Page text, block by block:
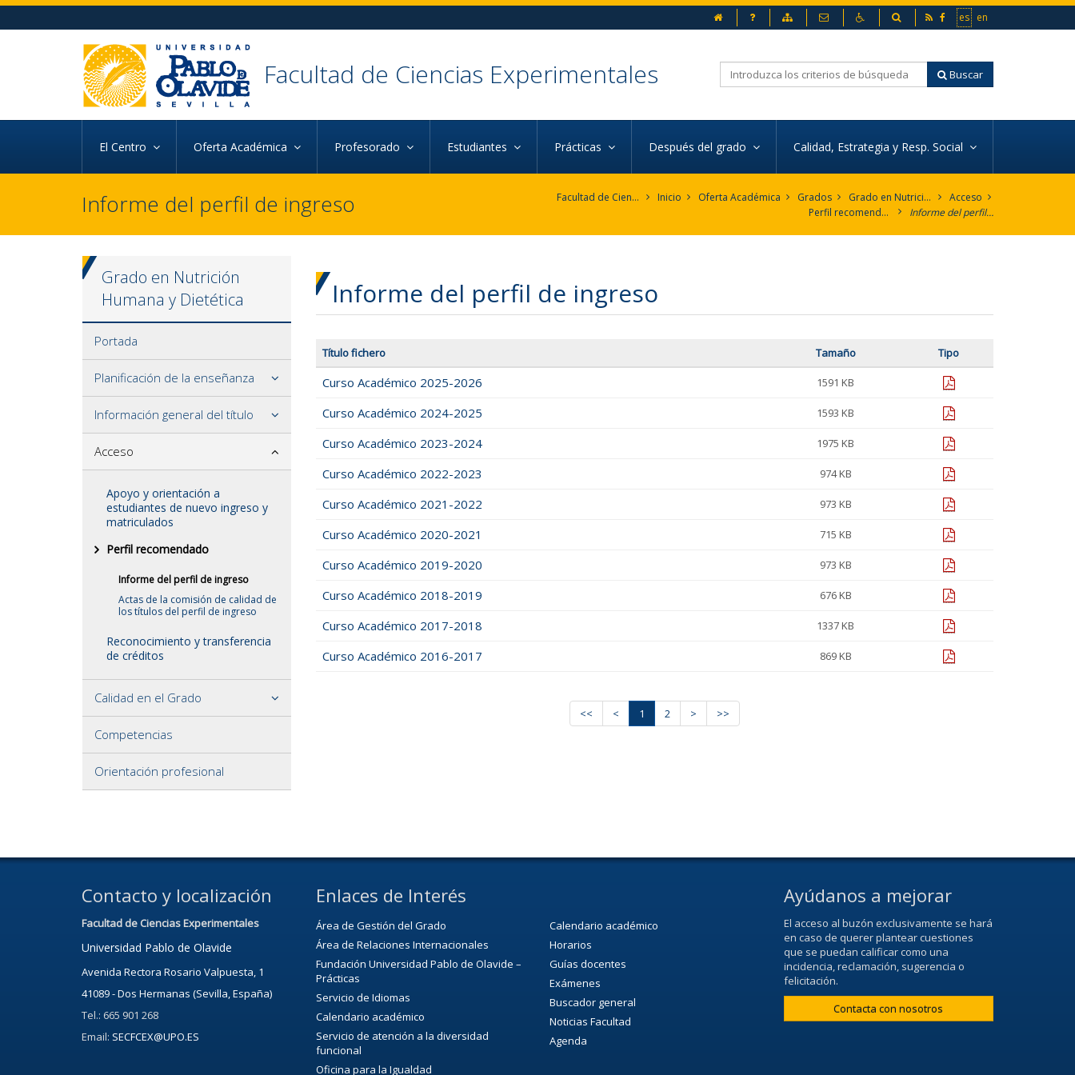
Ir al contenido principal de la página (alt + s)
Ir al pie de la página (alt + p)
Ir al menú principal (alt + u)
esIr a la versión en
en
RSS Facebook
Preguntas frecuentes
Mapa web Contacto AccesibilidadBuscador
Facultad de Ciencias Experimentales Buscar
El Centro Oferta Académica Profesorado Estudiantes Prácticas Después del grado Calidad, Estrategia y Resp. Social
Informe del perfil de ingreso Facultad de Ciencias Experimentales Inicio Oferta Académica Grados Grado en Nutrición Humana y Dietética
Acceso
Perfil recomendado
Informe del perfil de ingreso
Grado en Nutrición
Humana y Dietética
Portada
Planificación de la enseñanza
Información general del título
Acceso
Apoyo y orientación a
estudiantes de nuevo ingreso y
matriculados
Perfil recomendado
Informe del perfil de ingreso
Actas de la comisión de calidad de
los títulos del perfil de ingreso
Reconocimiento y transferencia
de créditos
Calidad en el Grado
Competencias
Orientación profesional
Informe del perfil de ingreso
Título fichero Tamaño Tipo
Curso Académico 2025-2026 1591 KB pdf
Curso Académico 2024-2025 1593 KB pdf
Curso Académico 2023-2024 1975 KB pdf
Curso Académico 2022-2023 974 KB pdf
Curso Académico 2021-2022 973 KB pdf
Curso Académico 2020-2021 715 KB pdf
Curso Académico 2019-2020 973 KB pdf
Curso Académico 2018-2019 676 KB pdf
Curso Académico 2017-2018 1337 KB pdf
Curso Académico 2016-2017 869 KB pdf
<< < 1 2 > >>
Contacto y localización
Facultad de Ciencias Experimentales
Universidad Pablo de Olavide
Avenida Rectora Rosario Valpuesta, 1
41089 - Dos Hermanas (Sevilla, España)
Tel.: 665 901 268
Email: SECFCEX@UPO.ES
Enlaces de Interés
Área de Gestión del Grado
Área de Relaciones Internacionales
Fundación Universidad Pablo de Olavide –
Prácticas
Servicio de Idiomas
Calendario académico
Servicio de atención a la diversidad
funcional
Oficina para la Igualdad
Calendario académico
Horarios
Guías docentes
Exámenes
Buscador general
Noticias Facultad
Agenda
Ayúdanos a mejorar
El acceso al buzón exclusivamente se hará
en caso de querer plantear cuestiones
que se puedan calificar como una
incidencia, reclamación, sugerencia o
felicitación.
Contacta con nosotros